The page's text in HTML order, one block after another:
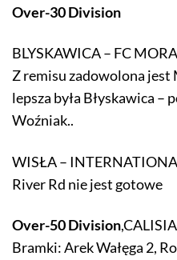
Over-30 Division
BLYSKAWICA – FC
Z remisu zadowolona jest
lepsza była Błyskawica –
Woźniak..
WISŁA –
River Rd nie jest gotowe
Over-50 Division
Bramki: Arek Wałęga 2,